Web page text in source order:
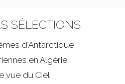
SÉLECTIONS
d'Antarctique
en Algérie
vue du Ciel